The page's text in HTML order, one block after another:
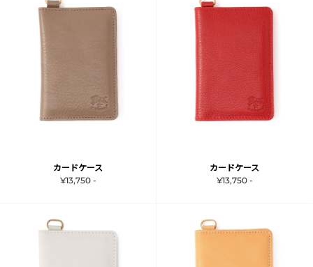
カードケース
¥13,750 -
カードケース
¥13,750 -